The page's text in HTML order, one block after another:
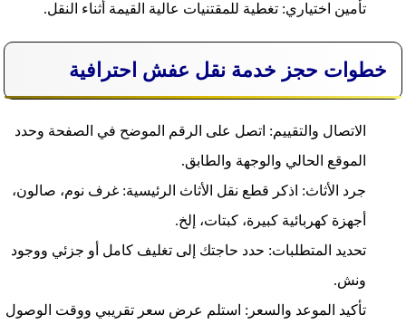
تأمين اختياري: تغطية للمقتنيات عالية القيمة أثناء النقل.
خطوات حجز خدمة نقل عفش احترافية
الاتصال والتقييم: اتصل على الرقم الموضح في الصفحة وحدد
الموقع الحالي والوجهة والطابق.
جرد الأثاث: اذكر قطع نقل الأثاث الرئيسية: غرف نوم، صالون،
أجهزة كهربائية كبيرة، كبتات، إلخ.
تحديد المتطلبات: حدد حاجتك إلى تغليف كامل أو جزئي ووجود
ونش.
تأكيد الموعد والسعر: استلم عرض سعر تقريبي ووقت الوصول